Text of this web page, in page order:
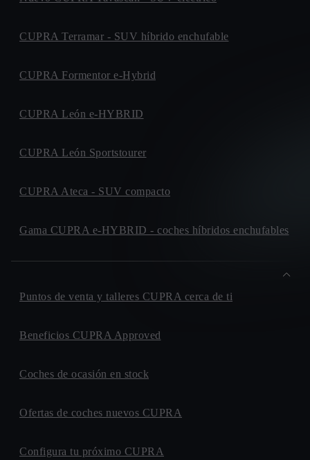
CUPRA Terramar - SUV híbrido enchufable
CUPRA Formentor e-Hybrid
CUPRA León e-HYBRID
CUPRA León Sportstourer
CUPRA Ateca - SUV compacto
Gama CUPRA e-HYBRID - coches híbridos enchufables
Puntos de venta y talleres CUPRA cerca de ti
Beneficios CUPRA Approved
Coches de ocasión en stock
Ofertas de coches nuevos CUPRA
Configura tu próximo CUPRA